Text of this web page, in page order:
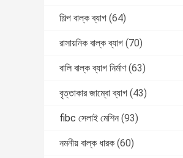
শিল্প বাল্ক ব্যাগ (64)
রাসায়নিক বাল্ক ব্যাগ (70)
বালি বাল্ক ব্যাগ নির্মাণ (63)
বৃত্তাকার জাম্বো ব্যাগ (43)
fibc সেলাই মেশিন (93)
নমনীয় বাল্ক ধারক (60)